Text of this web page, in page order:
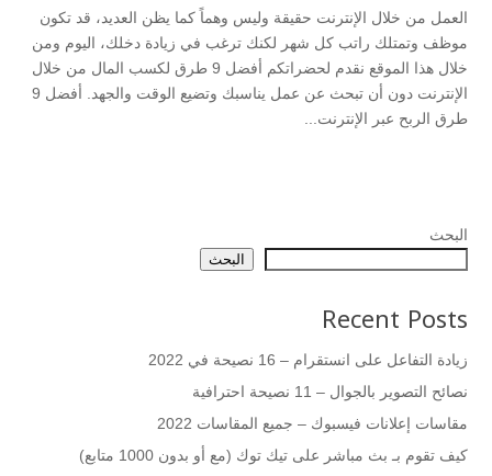
العمل من خلال الإنترنت حقيقة وليس وهماً كما يظن العديد، قد تكون
موظف وتمتلك راتب كل شهر لكنك ترغب في زيادة دخلك، اليوم ومن
خلال هذا الموقع نقدم لحضراتكم أفضل 9 طرق لكسب المال من خلال
الإنترنت دون أن تبحث عن عمل يناسبك وتضيع الوقت والجهد. أفضل 9
طرق الربح عبر الإنترنت...
البحث
البحث
Recent Posts
زيادة التفاعل على انستقرام – 16 نصيحة في 2022
نصائح التصوير بالجوال – 11 نصيحة احترافية
مقاسات إعلانات فيسبوك – جميع المقاسات 2022
كيف تقوم بـ بث مباشر على تيك توك (مع أو بدون 1000 متابع)